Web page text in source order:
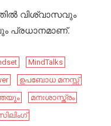
വിശ്വാസവും
പ്രധാനമാണ്.
MindTalks
ഉപബോധ മനസ്സ്
മനഃശാസ്ത്രം